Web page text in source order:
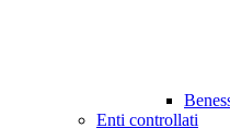
Enti controllati